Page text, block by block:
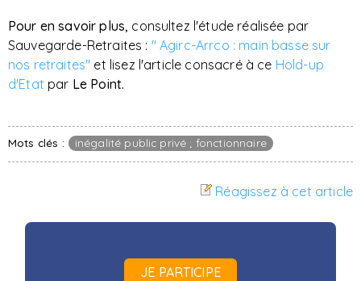
Pour en savoir plus, consultez l'étude réalisée par
Sauvegarde-Retraites : " Agirc-Arrco : main basse sur
nos retraites" et lisez l'article consacré à ce Hold-up
d'Etat par Le Point.
Mots clés : inégalité public privé ; fonctionnaire
Réagissez à cet article
JE PARTICIPE